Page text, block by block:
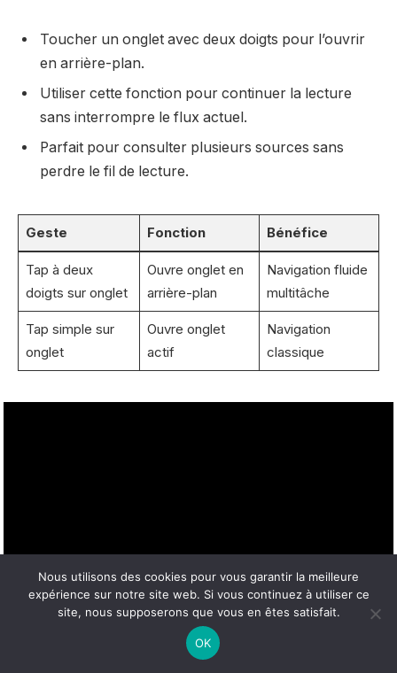
Toucher un onglet avec deux doigts pour l’ouvrir
en arrière-plan.
Utiliser cette fonction pour continuer la lecture
sans interrompre le flux actuel.
Parfait pour consulter plusieurs sources sans
perdre le fil de lecture.
Geste Fonction Bénéfice
Tap à deux
doigts sur onglet
Ouvre onglet en
arrière-plan
Navigation fluide
multitâche
Tap simple sur
onglet
Ouvre onglet
actif
Navigation
classique
Dessins parfaits : améliorer vos
Nous utilisons des cookies pour vous garantir la meilleure
expérience sur notre site web. Si vous continuez à utiliser ce
site, nous supposerons que vous en êtes satisfait.
OK